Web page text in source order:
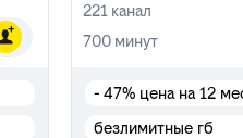
221 канал
700 минут
- 47% цена на 12
безлимитные гб